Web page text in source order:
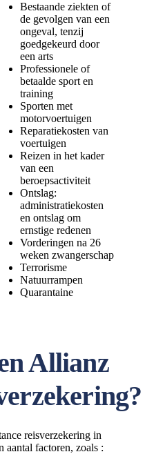
Bestaande ziekten of
de gevolgen van een
ongeval, tenzij
goedgekeurd door
een arts
Professionele of
betaalde sport en
training
Sporten met
motorvoertuigen
Reparatiekosten van
voertuigen
Reizen in het kader
van een
beroepsactiviteit
Ontslag:
administratiekosten
en ontslag om
ernstige redenen
Vorderingen na 26
weken zwangerschap
Terrorisme
Natuurrampen
Quarantaine
Allianz
reisverzekering in
aantal factoren, zoals :